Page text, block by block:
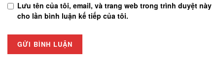
Lưu tên của tôi, email, và trang web trong trình duyệt này
cho lần bình luận kế tiếp của tôi.